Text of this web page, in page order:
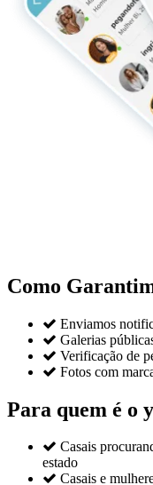
Como
 Enviamos
 Galerias
 Verificação de
 Fotos com
Para quem é o
 Casais
estado
 Casais e